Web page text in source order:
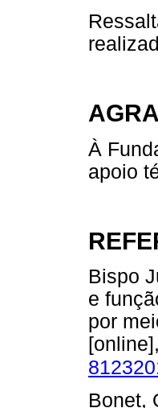
À
apoio
Bispo
e
por
[online],
Bonet,